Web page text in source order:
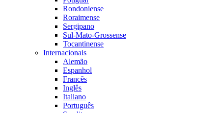
Rondoniense
Roraimense
Sergipano
Sul-Mato-Grossense
Tocantinense
Internacionais
Alemão
Espanhol
Francês
Inglês
Italiano
Português